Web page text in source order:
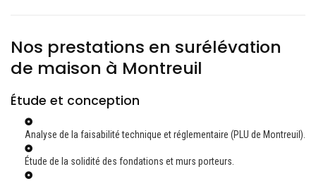
Nos prestations en surélévation
de maison à Montreuil
Étude et conception
Analyse de la faisabilité technique et réglementaire (PLU de Montreuil).
Étude de la solidité des fondations et murs porteurs.